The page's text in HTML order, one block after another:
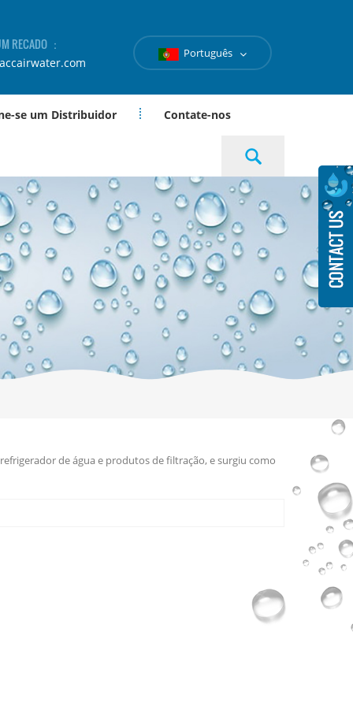
RECADO ：
Português
se um Distribuidor Contate-nos
de água e produtos de filtração, e surgiu como